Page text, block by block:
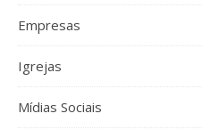
Empresas
Igrejas
Mídias Sociais